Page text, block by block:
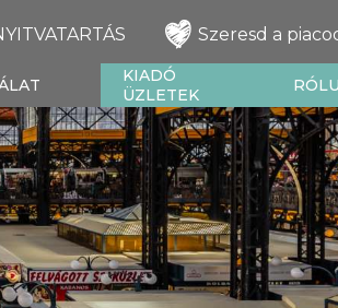
Szeresd a
KIADÓ
ÜZLETEK